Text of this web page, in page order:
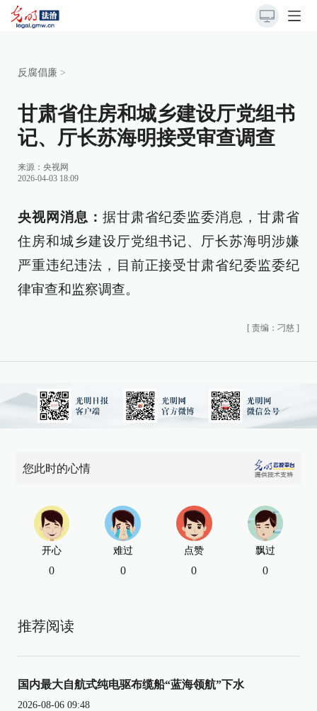
反腐倡廉 >
甘肃省住房和城乡建设厅党组书
记、厅长苏海明接受审查调查
来源： 央视网
2026-04-03 18:09
央视网消息： 据甘肃省纪委监委消息，甘肃省
住房和城乡建设厅党组书记、厅长苏海明涉嫌
严重违纪违法，目前正接受甘肃省纪委监委纪
律审查和监察调查。
[ 责编：刁慈 ]
您此时的心情
开心
0
难过
0
点赞
0
飘过
0
推荐阅读
国内最大自航式纯电驱布缆船“蓝海领航”下水
2026-08-06 09:48